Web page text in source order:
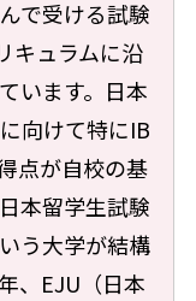
で受ける試験
キュラムに沿
います。日本
向けて特にIB
点が自校の基
本留学生試験
う大学が結構
、EJU（日本